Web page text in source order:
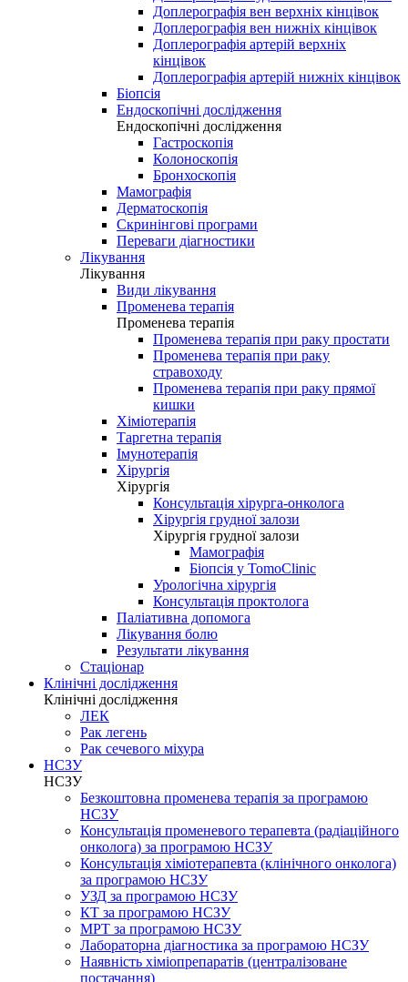
Доплерографія вен верхніх кінцівок
Доплерографія вен нижніх кінцівок
Доплерографія артерій верхніх
кінцівок
Доплерографія артерій нижніх кінцівок
Біопсія
Ендоскопічні дослідження
Ендоскопічні дослідження
Гастроскопія
Колоноскопія
Бронхоскопія
Мамографія
Дерматоскопія
Скринінгові програми
Переваги діагностики
Лікування
Лікування
Види лікування
Променева терапія
Променева терапія
Променева терапія при раку простати
Променева терапія при раку
стравоходу
Променева терапія при раку прямої
кишки
Хіміотерапія
Таргетна терапія
Імунотерапія
Хірургія
Хірургія
Консультація хірурга-онколога
Хірургія грудної залози
Хірургія грудної залози
Мамографія
Біопсія у TomoClinic
Урологічна хірургія
Консультація проктолога
Паліативна допомога
Лікування болю
Результати лікування
Стаціонар
Клінічні дослідження
Клінічні дослідження
ЛЕК
Рак легень
Рак сечевого міхура
НСЗУ
НСЗУ
Безкоштовна променева терапія за програмою
НСЗУ
Консультація променевого терапевта (радіаційного
онколога) за програмою НСЗУ
Консультація хіміотерапевта (клінічного онколога)
за програмою НСЗУ
УЗД за програмою НСЗУ
КТ за програмою НСЗУ
МРТ за програмою НСЗУ
Лабораторна діагностика за програмою НСЗУ
Наявність хіміопрепаратів (централізоване
постачання)